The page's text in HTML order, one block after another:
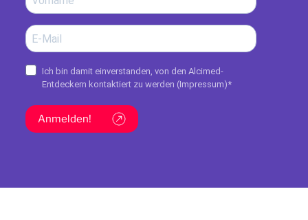
Ich bin damit einverstanden, von den Alcimed-
Entdeckern kontaktiert zu werden (Impressum)*
Anmelden!